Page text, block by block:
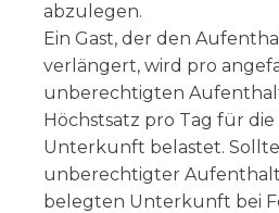
abzulegen.
Ein Gast, der den
verlängert, wird pro
unberechtigten
Höchstsatz pro Tag für
Unterkunft belastet.
unberechtigter
belegten Unterkunft bei